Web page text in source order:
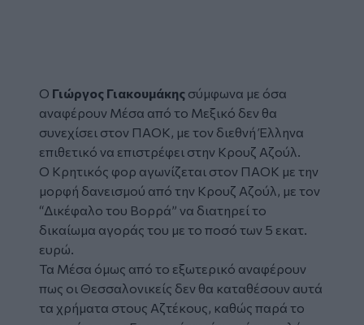
Ο Γιώργος Γιακουμάκης σύμφωνα με όσα
αναφέρουν Μέσα από το Μεξικό δεν θα
συνεχίσει στον ΠΑΟΚ, με τον διεθνή Έλληνα
επιθετικό να επιστρέφει στην Κρουζ Αζούλ.
Ο Κρητικός φορ αγωνίζεται στον ΠΑΟΚ με την
μορφή δανεισμού από την Κρουζ Αζούλ, με τον
“Δικέφαλο του Βορρά” να διατηρεί το
δικαίωμα αγοράς του με το ποσό των 5 εκατ.
ευρώ.
Τα Μέσα όμως από το εξωτερικό αναφέρουν
πως οι Θεσσαλονικείς δεν θα καταθέσουν αυτά
τα χρήματα στους Αζτέκους, καθώς παρά το